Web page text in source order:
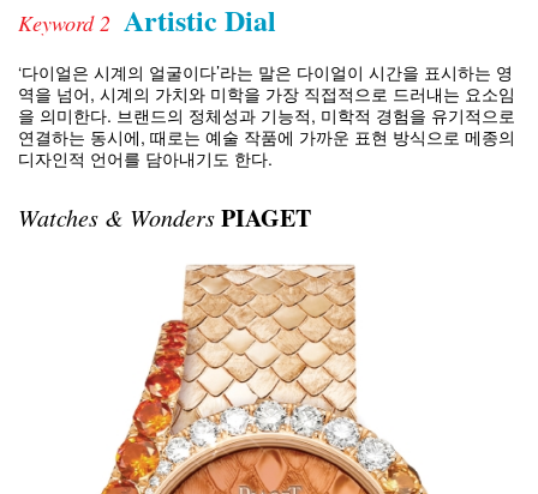
Keyword 2 Artistic Dial
‘다이얼은 시계의 얼굴이다’라는 말은 다이얼이 시간을 표시하는 영
역을 넘어, 시계의 가치와 미학을 가장 직접적으로 드러내는 요소임
을 의미한다. 브랜드의 정체성과 기능적, 미학적 경험을 유기적으로
연결하는 동시에, 때로는 예술 작품에 가까운 표현 방식으로 메종의
디자인적 언어를 담아내기도 한다.
Watches & WondersPIAGET